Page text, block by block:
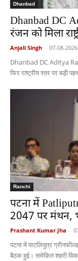
Dhanbad
Dhanbad DC
रंजन को मिला
Anjali Singh - 07-08-2026
Dhanbad DC Aditya
फिर राष्ट्रीय स्तर पर बड़ी
Ranchi
पटना में
2047 पर मंथन,
Prashant Kumar Jha -
पटना में पाटलिपुत्र
बैठक हुई। समेकित शहरी